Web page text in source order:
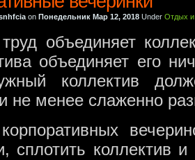
on Понедельник Мар 12, 2018 Under Отдых и
объединяет
объединяет его
коллектив
не менее слаженно
сплотить коллектив